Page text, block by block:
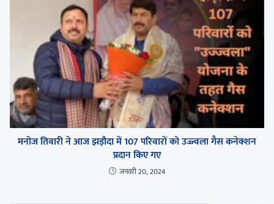
मनोज तिवारी ने आज झड़ौदा में 107 परिवारों को उज्ज्वला गैस कनेक्शन
प्रदान किए गए
जनवरी 20, 2024